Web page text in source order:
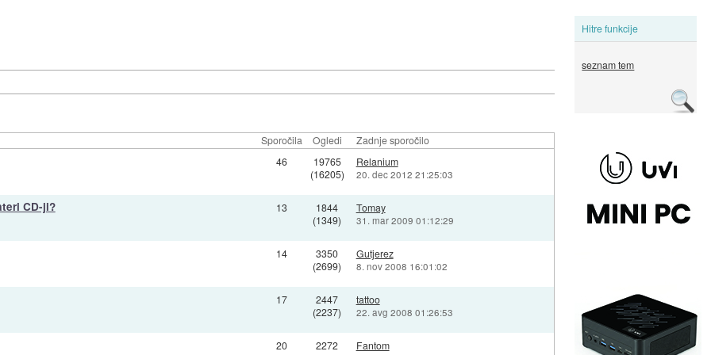
Hitre funkcije
seznam tem
Sporočila Ogledi
Zadnje sporočilo
46
19765
(16205)
Relanium
20. dec 2012 21:25:03
CD-ji? 13
1844
(1349)
Tomay
31. mar 2009 01:12:29
14
3350
(2699)
Gutjerez
8. nov 2008 16:01:02
17
2447
(2237)
tattoo
22. avg 2008 01:26:53
20
2272
Fantom